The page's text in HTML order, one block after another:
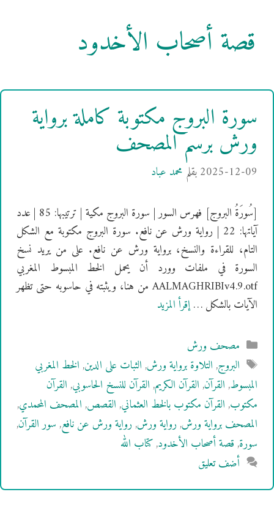
قصة أصحاب الأخدود
سورة البروج مكتوبة كاملة برواية
ورش برسم المصحف
2025-12-09بقلم محمد عباد
[سُورَةُ البروج] فهرس السور | سورة البروج مكية | ترتيبها: 85 | عدد
آياتها: 22 | رواية ورش عن نافع. سورة البروج مكتوبة مع الشكل
التام، للقراءة والنسخ، برواية ورش عن نافع. على من يريد نسخ
السورة في ملفات وورد أن يحمل الخط المبسوط المغربي
AALMAGHRIBIv4.9.otf من هنا، ويثبته في حاسوبه حتى تظهر
الآيات بالشكل …إقرأ المزيد
التصنيفات
مصحف ورش
الوسوم
البروج,التلاوة برواية ورش,الثبات على الدين,الخط المغربي
المبسوط,القرآن,القرآن الكريم,القرآن للنسخ الحاسوبي,القرآن
مكتوب,القرآن مكتوب بالخط العثماني,القصص,المصحف المحمدي,
المصحف برواية ورش,رواية ورش,رواية ورش عن نافع,سور القرآن,
سورة,قصة أصحاب الأخدود,كتاب الله
أضف تعليق